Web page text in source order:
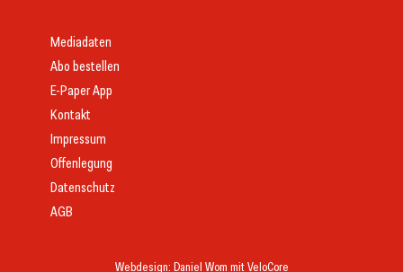
Webdesign: Daniel Wom mitVeloCore
Mediadaten
Abo bestellen
E-Paper App
Kontakt
Impressum
Offenlegung
Datenschutz
AGB